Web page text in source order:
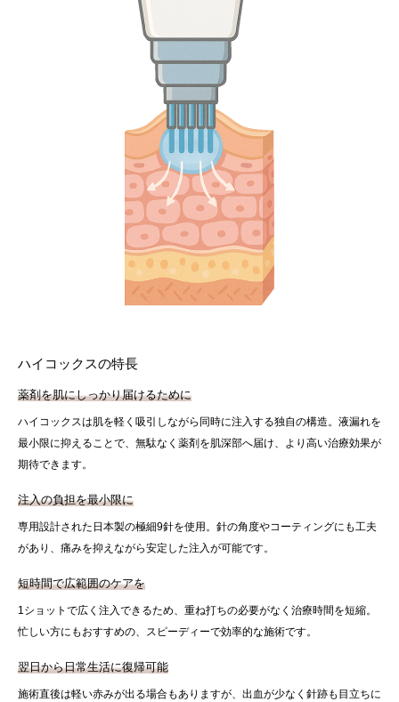
ハイコックスの特長
薬剤を肌にしっかり届けるために
ハイコックスは肌を軽く吸引しながら同時に注入する独自の構造。液漏れを
最小限に抑えることで、無駄なく薬剤を肌深部へ届け、より高い治療効果が
期待できます。
注入の負担を最小限に
専用設計された日本製の極細9針を使用。針の角度やコーティングにも工夫
があり、痛みを抑えながら安定した注入が可能です。
短時間で広範囲のケアを
1ショットで広く注入できるため、重ね打ちの必要がなく治療時間を短縮。
忙しい方にもおすすめの、スピーディーで効率的な施術です。
翌日から日常生活に復帰可能
施術直後は軽い赤みが出る場合もありますが、出血が少なく針跡も目立ちに